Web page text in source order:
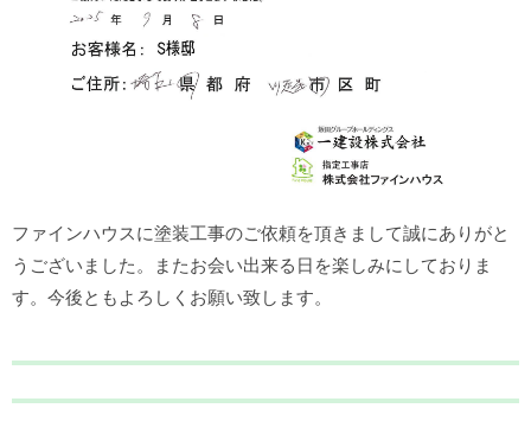
ファインハウスに塗装工事のご依頼を頂きまして誠にありがと
うございました。またお会い出来る日を楽しみにしておりま
す。今後ともよろしくお願い致します。